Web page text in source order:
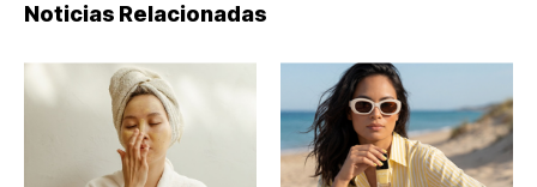
Noticias Relacionadas